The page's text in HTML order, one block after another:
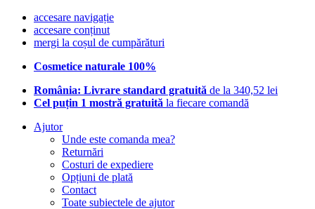
accesare navigație
accesare conținut
mergi la coșul de cumpărături
Cosmetice naturale 100%
România: Livrare standard gratuită de la 340,52 lei
Cel puțin 1 mostră gratuită la fiecare comandă
Ajutor
Unde este comanda mea?
Returnări
Costuri de expediere
Opțiuni de plată
Contact
Toate subiectele de ajutor